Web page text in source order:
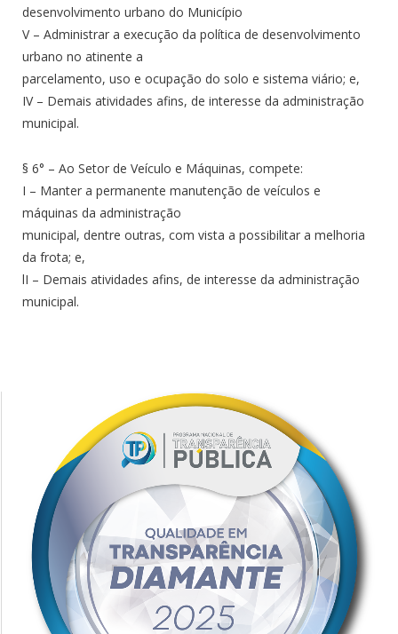
desenvolvimento urbano do Município
V – Administrar a execução da política de desenvolvimento
urbano no atinente a
parcelamento, uso e ocupação do solo e sistema viário; e,
IV – Demais atividades afins, de interesse da administração
municipal.
§ 6° – Ao Setor de Veículo e Máquinas, compete:
I – Manter a permanente manutenção de veículos e
máquinas da administração
municipal, dentre outras, com vista a possibilitar a melhoria
da frota; e,
lI – Demais atividades afins, de interesse da administração
municipal.